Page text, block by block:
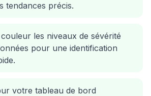
tendances précis.
les niveaux de sévérité
pour une identification
votre tableau de bord